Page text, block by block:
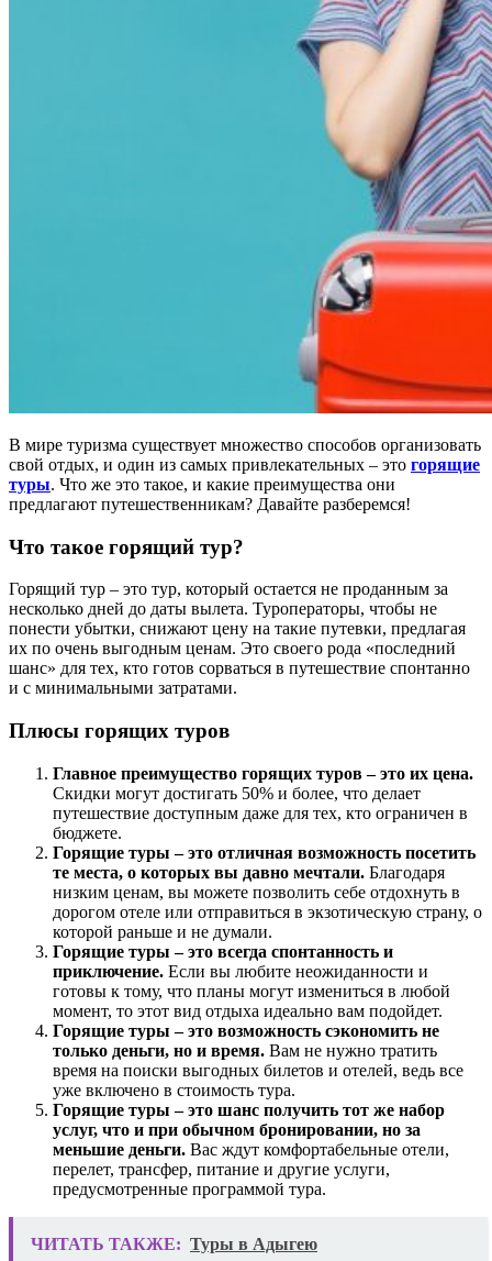
В мире туризма существует множество способов организовать
свой отдых, и один из самых привлекательных – это горящие
туры. Что же это такое, и какие преимущества они
предлагают путешественникам? Давайте разберемся!
Что такое горящий тур?
Горящий тур – это тур, который остается не проданным за
несколько дней до даты вылета. Туроператоры, чтобы не
понести убытки, снижают цену на такие путевки, предлагая
их по очень выгодным ценам. Это своего рода «последний
шанс» для тех, кто готов сорваться в путешествие спонтанно
и с минимальными затратами.
Плюсы горящих туров
Главное преимущество горящих туров – это их цена.
Скидки могут достигать 50% и более, что делает
путешествие доступным даже для тех, кто ограничен в
бюджете.
Горящие туры – это отличная возможность посетить
те места, о которых вы давно мечтали. Благодаря
низким ценам, вы можете позволить себе отдохнуть в
дорогом отеле или отправиться в экзотическую страну, о
которой раньше и не думали.
Горящие туры – это всегда спонтанность и
приключение. Если вы любите неожиданности и
готовы к тому, что планы могут измениться в любой
момент, то этот вид отдыха идеально вам подойдет.
Горящие туры – это возможность сэкономить не
только деньги, но и время. Вам не нужно тратить
время на поиски выгодных билетов и отелей, ведь все
уже включено в стоимость тура.
Горящие туры – это шанс получить тот же набор
услуг, что и при обычном бронировании, но за
меньшие деньги. Вас ждут комфортабельные отели,
перелет, трансфер, питание и другие услуги,
предусмотренные программой тура.
ЧИТАТЬ ТАКЖЕ: Туры в Адыгею